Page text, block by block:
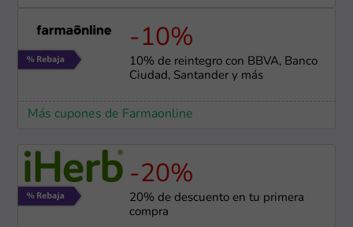
-10%
10% de reintegro con BBVA, Banco
Ciudad, Santander y más
Más cupones de Farmaonline
-20%
20% de descuento en tu primera
compra